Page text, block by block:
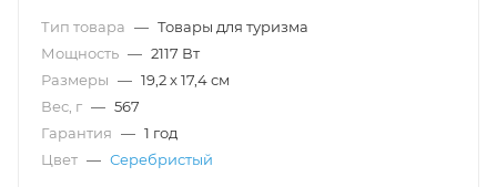
Тип товара — Товары для туризма
Мощность — 2117 Вт
Размеры — 19,2 x 17,4 см
Вес, г — 567
Гарантия — 1 год
Цвет — Серебристый